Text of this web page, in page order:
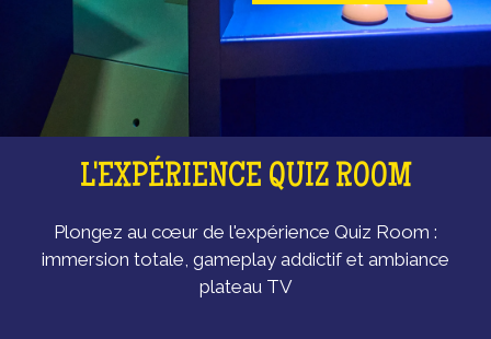
L'EXPÉRIENCE QUIZ ROOM
Plongez au cœur de l'expérience Quiz Room :
immersion totale, gameplay addictif et ambiance
plateau TV